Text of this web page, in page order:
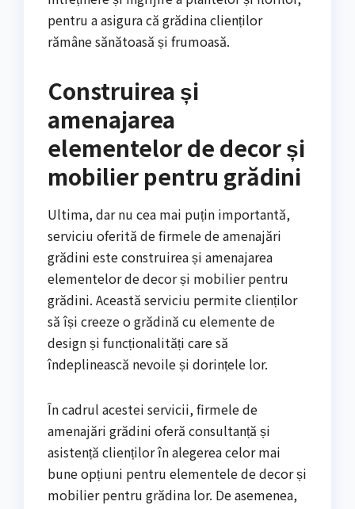
pentru a asigura că grădina clienților
rămâne sănătoasă și frumoasă.
Construirea și
amenajarea
elementelor de decor și
mobilier pentru grădini
Ultima, dar nu cea mai puțin importantă,
serviciu oferită de firmele de amenajări
grădini este construirea și amenajarea
elementelor de decor și mobilier pentru
grădini. Această serviciu permite clienților
să își creeze o grădină cu elemente de
design și funcționalități care să
îndeplinească nevoile și dorințele lor.
În cadrul acestei servicii, firmele de
amenajări grădini oferă consultanță și
asistență clienților în alegerea celor mai
bune opțiuni pentru elementele de decor și
mobilier pentru grădina lor. De asemenea,